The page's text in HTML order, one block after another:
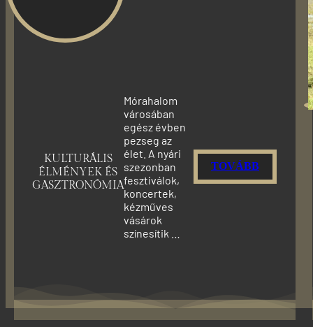
KULTURÁLIS
ÉLMÉNYEK ÉS
GASZTRONÓMIA
Mórahalom
városában
egész évben
pezseg az
élet. A nyári
szezonban
fesztiválok,
koncertek,
kézműves
vásárok
színesítik …
TOVÁBB